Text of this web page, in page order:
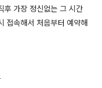
후 가장 정신없는 그 시간
접속해서 처음부터 예약해